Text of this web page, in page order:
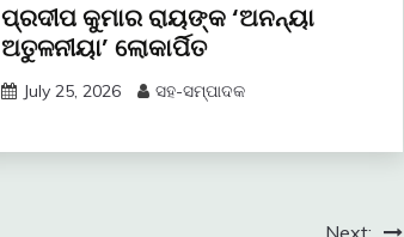
ପ୍ରଦୀପ କୁମାର ରାୟଙ୍କ ‘ଅନନ୍ୟା
ଅତୁଳନୀୟା’ ଲୋକାର୍ପିତ
July 25, 2026 ସହ-ସମ୍ପାଦକ